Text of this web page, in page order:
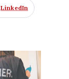
LinkedIn